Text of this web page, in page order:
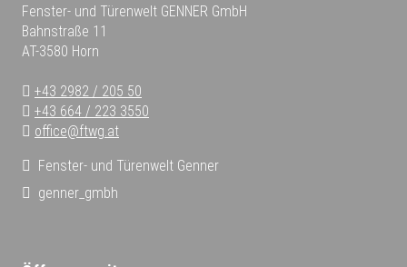
Fenster- und Türenwelt GENNER GmbH
Bahnstraße 11
AT-3580 Horn
+43 2982 / 205 50
+43 664 / 223 3550
office@ftwg.at
Fenster- und Türenwelt Genner
genner_gmbh